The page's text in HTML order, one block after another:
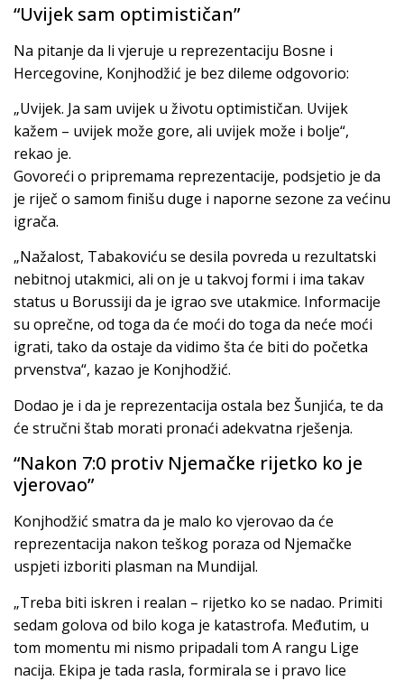
“Uvijek sam optimističan”
Na pitanje da li vjeruje u reprezentaciju Bosne i
Hercegovine, Konjhodžić je bez dileme odgovorio:
„Uvijek. Ja sam uvijek u životu optimističan. Uvijek
kažem – uvijek može gore, ali uvijek može i bolje“,
rekao je.
Govoreći o pripremama reprezentacije, podsjetio je da
je riječ o samom finišu duge i naporne sezone za većinu
igrača.
„Nažalost, Tabakoviću se desila povreda u rezultatski
nebitnoj utakmici, ali on je u takvoj formi i ima takav
status u Borussiji da je igrao sve utakmice. Informacije
su oprečne, od toga da će moći do toga da neće moći
igrati, tako da ostaje da vidimo šta će biti do početka
prvenstva“, kazao je Konjhodžić.
Dodao je i da je reprezentacija ostala bez Šunjića, te da
će stručni štab morati pronaći adekvatna rješenja.
“Nakon 7:0 protiv Njemačke rijetko ko je
vjerovao”
Konjhodžić smatra da je malo ko vjerovao da će
reprezentacija nakon teškog poraza od Njemačke
uspjeti izboriti plasman na Mundijal.
„Treba biti iskren i realan – rijetko ko se nadao. Primiti
sedam golova od bilo koga je katastrofa. Međutim, u
tom momentu mi nismo pripadali tom A rangu Lige
nacija. Ekipa je tada rasla, formirala se i pravo lice